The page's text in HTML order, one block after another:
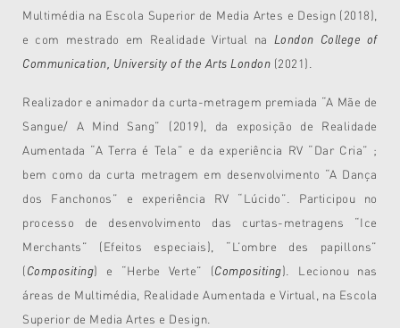
Multimédia na Escola Superior de Media Artes e Design (2018),
e com mestrado em Realidade Virtual na London College of
Communication, University of the Arts London (2021).
Realizador e animador da curta-metragem premiada “A Mãe de
Sangue/ A Mind Sang” (2019), da exposição de Realidade
Aumentada “A Terra é Tela” e da experiência RV “Dar Cria” ;
bem como da curta metragem em desenvolvimento “A Dança
dos Fanchonos” e experiência RV “Lúcido”. Participou no
processo de desenvolvimento das curtas-metragens “Ice
Merchants” (Efeitos especiais), “L’ombre des papillons”
(Compositing) e “Herbe Verte” (Compositing). Lecionou nas
áreas de Multimédia, Realidade Aumentada e Virtual, na Escola
Superior de Media Artes e Design.